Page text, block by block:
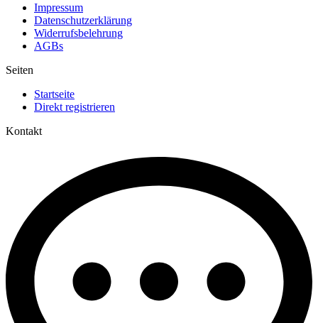
Impressum
Datenschutzerklärung
Widerrufsbelehrung
AGBs
Seiten
Startseite
Direkt registrieren
Kontakt